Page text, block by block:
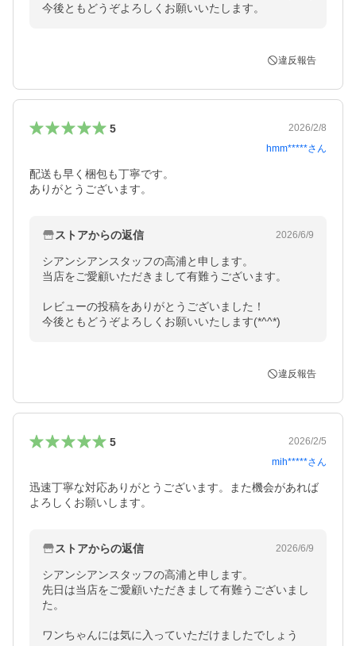
今後ともどうぞよろしくお願いいたします。
違反報告
5
2026/2/8
hmm*****さん
配送も早く梱包も丁寧です。
ありがとうございます。
ストアからの返信 2026/6/9
シアンシアンスタッフの高浦と申します。
当店をご愛顧いただきまして有難うございます。
レビューの投稿をありがとうございました！
今後ともどうぞよろしくお願いいたします(*^^*)
違反報告
5
2026/2/5
mih*****さん
迅速丁寧な対応ありがとうございます。また機会があれば
よろしくお願いします。
ストアからの返信 2026/6/9
シアンシアンスタッフの高浦と申します。
先日は当店をご愛顧いただきまして有難うございまし
た。
ワンちゃんには気に入っていただけましたでしょう